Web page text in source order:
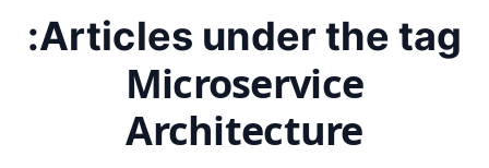
Articles under the tag:
Microservice
Architecture